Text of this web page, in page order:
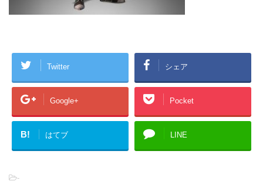
Twitter シェア
Google+ Pocket
B! はてブ LINE
-